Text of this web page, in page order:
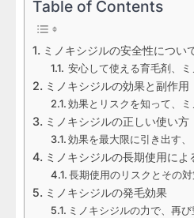
Table of Contents
ミノキシジルの安全性につい
安心して使える育毛剤、
ミノキシジルの効果と副作用
効果とリスクを知って、
ミノキシジルの正しい使い方
効果を最大限に引き出す
ミノキシジルの長期使用によ
長期使用のリスクとその
ミノキシジルの発毛効果
ミノキシジルの力で、再